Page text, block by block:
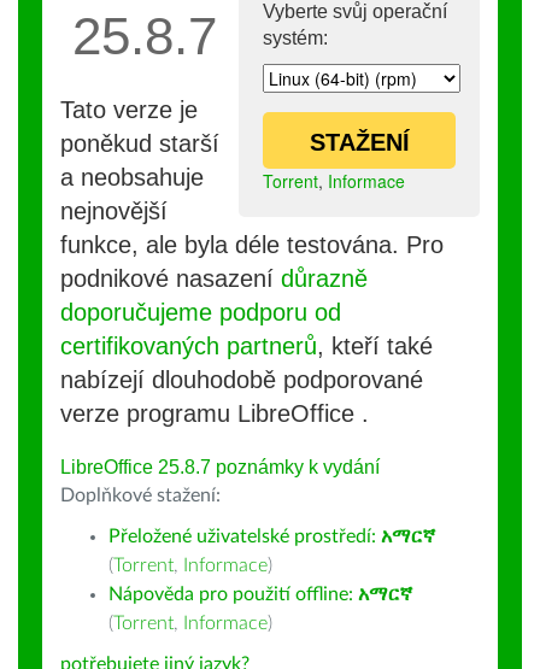
Vyberte svůj operační
systém:
STAŽENÍ
Torrent, Informace
25.8.7
Tato verze je
poněkud starší
a neobsahuje
nejnovější
funkce, ale byla déle testována. Pro
podnikové nasazení důrazně
doporučujeme podporu od
certifikovaných partnerů, kteří také
nabízejí dlouhodobě podporované
verze programu LibreOffice .
LibreOffice 25.8.7 poznámky k vydání
Doplňkové stažení:
Přeložené uživatelské prostředí: አማርኛ
(Torrent, Informace)
Nápověda pro použití offline: አማርኛ
(Torrent, Informace)
potřebujete jiný jazyk?